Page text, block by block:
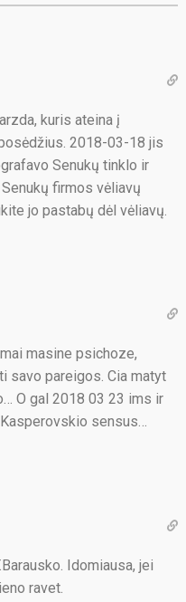
kuris ateina į
2018-03-18 jis
Senukų tinklo ir
firmos vėliavų
jo pastabų dėl vėliavų.
masine psichoze,
savo pareigos. Cia matyt
O gal 2018 03 23 ims ir
sensus…
Idomiausa, jei
ravet.